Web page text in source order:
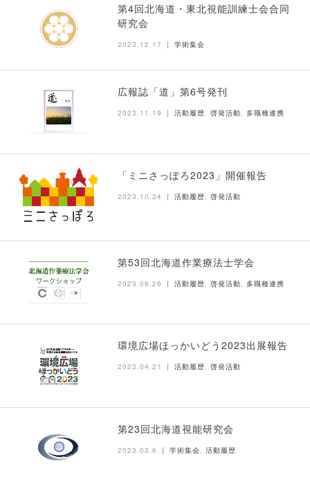
第4回北海道・東北視能訓練士会合同
研究会
2023.12.17 学術集会
広報誌「道」第6号発刊
2023.11.19 活動履歴, 啓発活動, 多職種連携
「ミニさっぽろ2023」開催報告
2023.10.24 活動履歴 啓発活動
第53回北海道作業療法士学会
2023.06.26 活動履歴, 啓発活動, 多職種連携
環境広場ほっかいどう2023出展報告
2023.04.21 活動履歴, 啓発活動
第23回北海道視能研究会
2023.03.6 学術集会 活動履歴